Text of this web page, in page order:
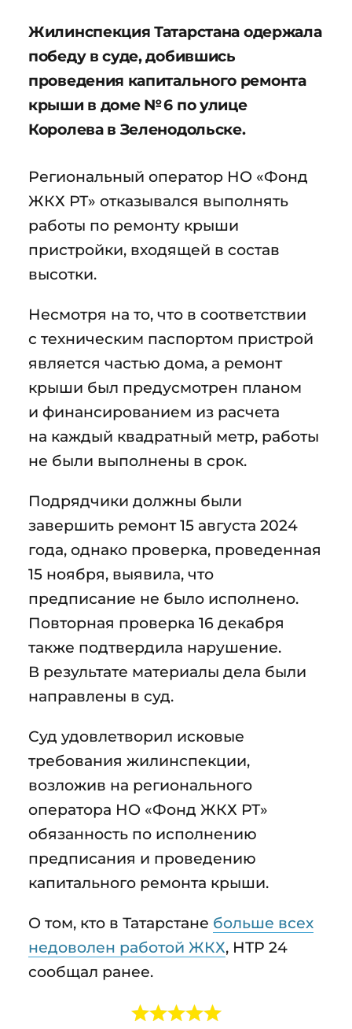
Жилинспекция Татарстана одержала
победу в суде, добившись
проведения капитального ремонта
крыши в доме № 6 по улице
Королева в Зеленодольске.
Региональный оператор НО «Фонд
ЖКХ РТ» отказывался выполнять
работы по ремонту крыши
пристройки, входящей в состав
высотки.
Несмотря на то, что в соответствии
с техническим паспортом пристрой
является частью дома, а ремонт
крыши был предусмотрен планом
и финансированием из расчета
на каждый квадратный метр, работы
не были выполнены в срок.
Подрядчики должны были
завершить ремонт 15 августа 2024
года, однако проверка, проведенная
15 ноября, выявила, что
предписание не было исполнено.
Повторная проверка 16 декабря
также подтвердила нарушение.
В результате материалы дела были
направлены в суд.
Суд удовлетворил исковые
требования жилинспекции,
возложив на регионального
оператора НО «Фонд ЖКХ РТ»
обязанность по исполнению
предписания и проведению
капитального ремонта крыши.
О том, кто в Татарстане больше всех
недоволен работой ЖКХ, НТР 24
сообщал ранее.